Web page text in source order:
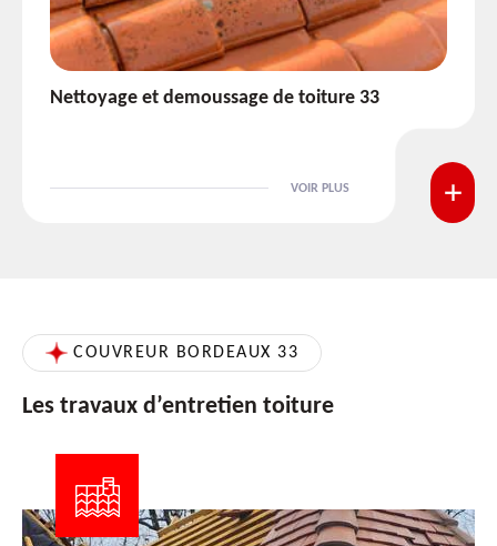
Etanchéité toiture 33
VOIR PLUS
COUVREUR BORDEAUX 33
Les travaux d’entretien toiture